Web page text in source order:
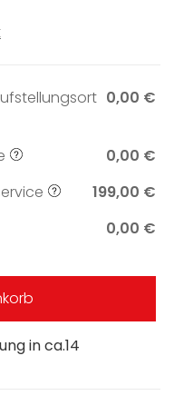
in ca.14
0,00 €
0,00 €
199,00 €
0,00 €